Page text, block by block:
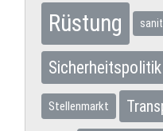
Rüstung
Sicherheitspolitik
Stellenmarkt